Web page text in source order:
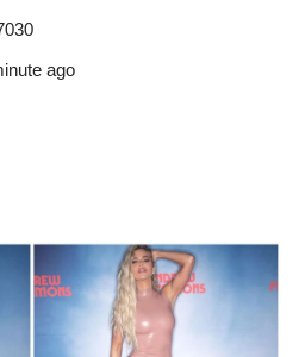
ago